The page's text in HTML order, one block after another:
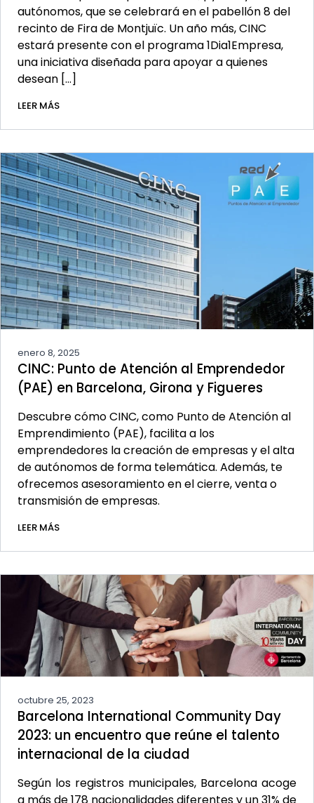
autónomos, que se celebrará en el pabellón 8 del
recinto de Fira de Montjuïc. Un año más, CINC
estará presente con el programa 1Dia1Empresa,
una iniciativa diseñada para apoyar a quienes
desean […]
LEER MÁS
enero 8, 2025
CINC: Punto de Atención al Emprendedor
(PAE) en Barcelona, Girona y Figueres
Descubre cómo CINC, como Punto de Atención al
Emprendimiento (PAE), facilita a los
emprendedores la creación de empresas y el alta
de autónomos de forma telemática. Además, te
ofrecemos asesoramiento en el cierre, venta o
transmisión de empresas.
LEER MÁS
octubre 25, 2023
Barcelona International Community Day
2023: un encuentro que reúne el talento
internacional de la ciudad
Según los registros municipales, Barcelona acoge
a más de 178 nacionalidades diferentes y un 31% de